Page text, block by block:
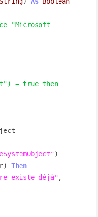
"Microsoft
= true then
)
Then
existe déjà" ,